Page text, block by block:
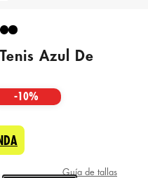
Azul De
-10%
Guía de tallas